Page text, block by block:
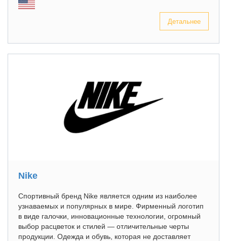
Детальнее
Nike
Спортивный бренд Nike является одним из наиболее
узнаваемых и популярных в мире. Фирменный логотип
в виде галочки, инновационные технологии, огромный
выбор расцветок и стилей — отличительные черты
продукции. Одежда и обувь, которая не доставляет